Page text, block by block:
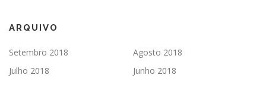
ARQUIVO
Setembro 2018
Agosto 2018
Julho 2018
Junho 2018